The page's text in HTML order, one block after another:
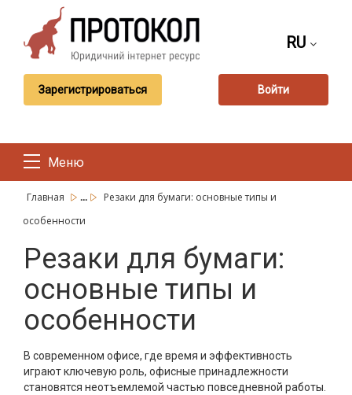
RU
Зарегистрироваться Войти
Меню
Главная ...
Резаки для бумаги: основные типы и
особенности
Резаки для бумаги:
основные типы и
особенности
В современном офисе, где время и эффективность
играют ключевую роль, офисные принадлежности
становятся неотъемлемой частью повседневной работы.